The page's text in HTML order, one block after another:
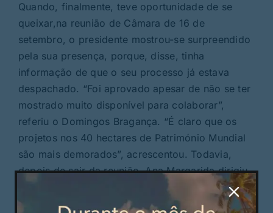
Quando, finalmente, teve oportunidade de se
queixar,na reunião de Câmara de 16 de
setembro, o presidente mostrou-se surpreendido
pela sua presença, porque, disse, tinha
informação de que o seu processo já estava
despachado. “Foi aprovado apesar de não se ter
mostrado muito disponível para colaborar”,
referiu o Domingos Bragança. “É claro que os
projetos nos 40 hectares de Património Mundial
são mais demorados”, acrescentou. Todavia,
depois de sair da reunião, Ana Margarida dirigiu-
se ao Balcão Único do Município e o estado do
processo continuava a ser “em curso”, ou seja, a